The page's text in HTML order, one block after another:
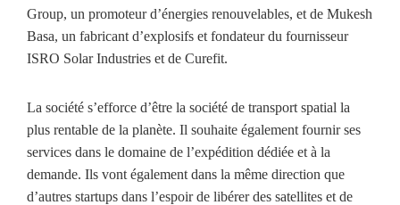
Group, un promoteur d’énergies renouvelables, et de Mukesh
Basa, un fabricant d’explosifs et fondateur du fournisseur
ISRO Solar Industries et de Curefit.
La société s’efforce d’être la société de transport spatial la
plus rentable de la planète. Il souhaite également fournir ses
services dans le domaine de l’expédition dédiée et à la
demande. Ils vont également dans la même direction que
d’autres startups dans l’espoir de libérer des satellites et de